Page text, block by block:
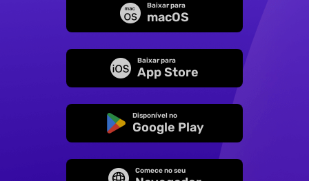
Baixar para
macOS
Baixar para
App Store
Disponível no
Google Play
Comece no seu